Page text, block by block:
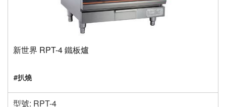
新世界 RPT-4 鐵板爐
#扒燒
型號: RPT-4